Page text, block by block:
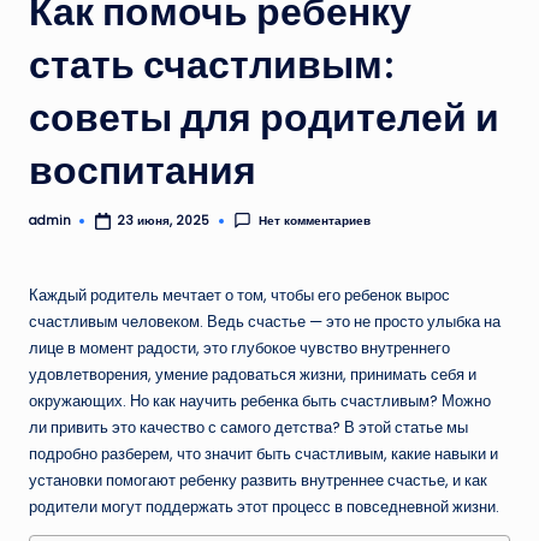
Как помочь ребенку
стать счастливым:
советы для родителей и
воспитания
Запись
admin 23 июня, 2025 Нет комментариев
Каждый родитель мечтает о том, чтобы его ребенок вырос
счастливым человеком. Ведь счастье — это не просто улыбка на
лице в момент радости, это глубокое чувство внутреннего
удовлетворения, умение радоваться жизни, принимать себя и
окружающих. Но как научить ребенка быть счастливым? Можно
ли привить это качество с самого детства? В этой статье мы
подробно разберем, что значит быть счастливым, какие навыки и
установки помогают ребенку развить внутреннее счастье, и как
родители могут поддержать этот процесс в повседневной жизни.